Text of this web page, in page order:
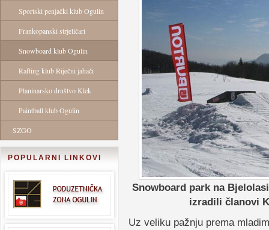
Sportski penjački klub Ogulin
Frankopanski strjeličari
Snowboard klub Ogulin
Rafting klub Riječni jahači
Planinarsko društvo Klek
Paintball klub Ogulin
SZGO
POPULARNI LINKOVI
Snowboard park na
izradili članovi
Uz veliku pažnju prema